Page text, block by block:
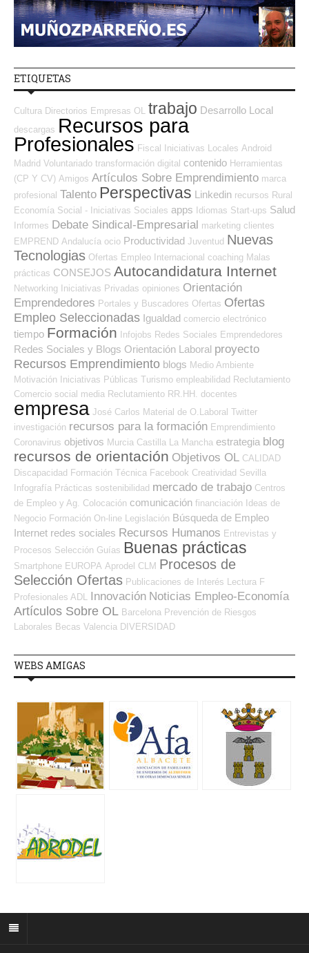
ETIQUETAS
Cultura Directorios Empresas OL trabajo Desarrollo Local
descargas Recursos para
Profesionales Fiscal Iniciativas Locales Android
Madrid Voluntariado transformación digital contenido Herramientas
(CP Y CV) Amigos Artículos Sobre Emprendimiento marca
profesional Talento Perspectivas Linkedin recursos Rural
Economía Social - Iniciativas Sociales apps Idiomas Start-ups Salud
Informes Debate Sindical-Empresarial marketing clientes
EMPREND Andalucía ocio Productividad Juventud Nuevas
Tecnologias Ofertas Empleo Internacional coaching Malas
prácticas CONSEJOS Autocandidatura Internet
Networking Iniciativas Privadas opiniones Orientación
Emprendedores Portales y Buscadores Ofertas Ofertas
Empleo Seleccionadas Igualdad comercio electrónico
tiempo Formación Infojobs Redes Sociales Emprendedores
Redes Sociales y Blogs Orientación Laboral proyecto
Recursos Emprendimiento blogs Medio Ambiente
Motivación
Iniciativas Públicas Turismo empleabilidad Reclutamiento
Comercio social media Reclutamiento RR.HH. docentes
empresa José Carlos Material de O.Laboral Twitter
investigación recursos para la formación Emprendimiento
Coronavirus objetivos Murcia Castilla La Mancha estrategia blog
recursos de orientación Objetivos OL CALIDAD
Discapacidad Formación Técnica Facebook Creatividad Sevilla
Infografía Prácticas sostenibilidad mercado de trabajo Centros
de Empleo y Ag. Colocación comunicación financiación
Ideas de
Negocio Formación On-line Legislación Búsqueda de Empleo
Internet redes sociales Recursos Humanos Entrevistas y
Procesos Selección Guías Buenas prácticas
Smartphone EUROPA Aprodel CLM Procesos de
Selección Ofertas Publicaciones de Interés Lectura F
Profesionales ADL
Innovación Noticias Empleo-Economía
Artículos Sobre OL Barcelona Prevención de Riesgos
Laborales Becas Valencia DIVERSIDAD
WEBS AMIGAS